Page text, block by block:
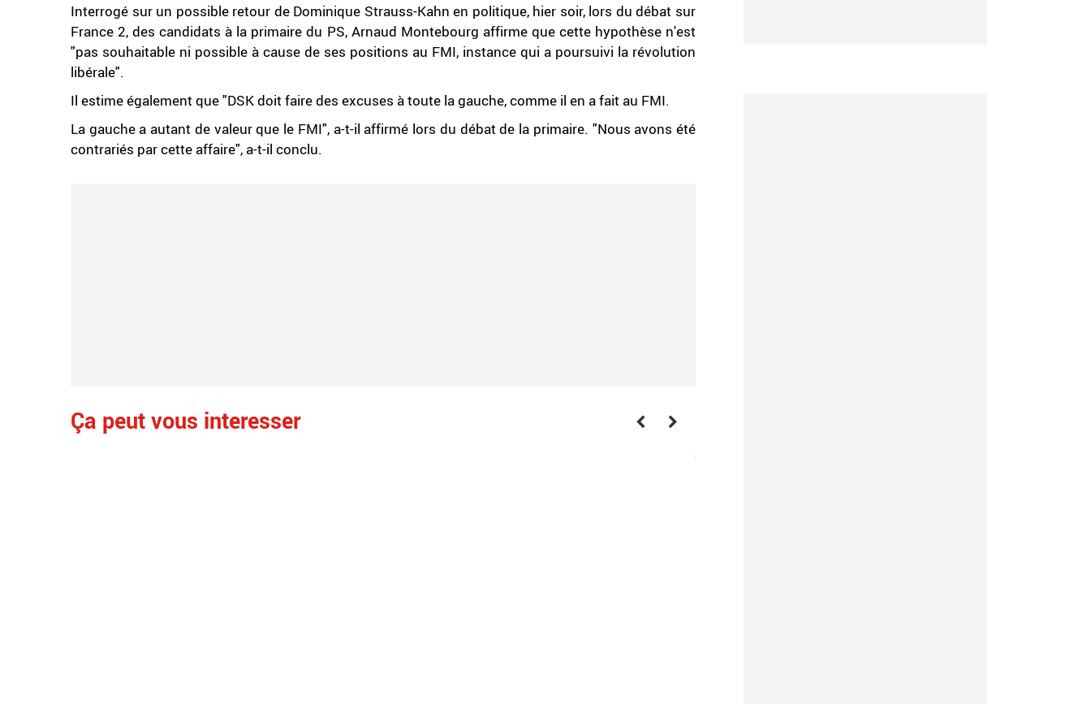
Interrogé sur un possible retour de Dominique Strauss-Kahn en politique, hier soir, lors du débat sur
France 2, des candidats à la primaire du PS, Arnaud Montebourg affirme que cette hypothèse n'est
"pas souhaitable ni possible à cause de ses positions au FMI, instance qui a poursuivi la révolution
libérale".
Il estime également que "DSK doit faire des excuses à toute la gauche, comme il en a fait au FMI.
La gauche a autant de valeur que le FMI", a-t-il affirmé lors du débat de la primaire. "Nous avons été
contrariés par cette affaire", a-t-il conclu.
Ça peut vous interesser